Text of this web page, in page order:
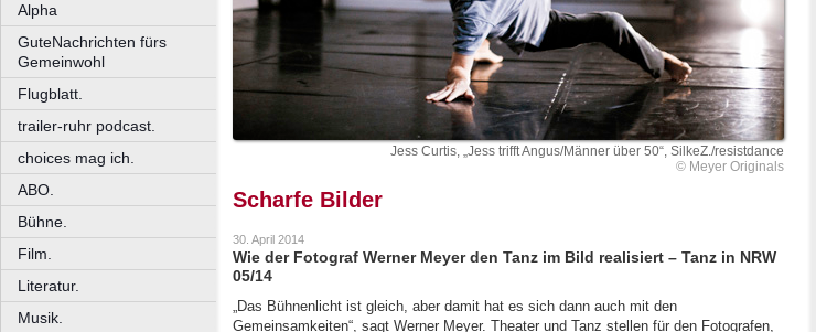
Alpha
GuteNachrichten fürs
Gemeinwohl
Flugblatt.
trailer-ruhr podcast.
choices mag ich.
ABO.
Bühne.
Film.
Literatur.
Musik.
Jess Curtis, „Jess trifft Angus/Männer über 50“, SilkeZ./resistdance
© Meyer Originals
Scharfe Bilder
30. April 2014
Wie der Fotograf Werner Meyer den Tanz im Bild realisiert – Tanz in NRW
05/14
„Das Bühnenlicht ist gleich, aber damit hat es sich dann auch mit den
Gemeinsamkeiten“, sagt Werner Meyer. Theater und Tanz stellen für den Fotografen,